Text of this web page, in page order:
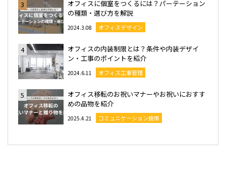
3
オフィスに個室をつくるには？パーテーション
の種類・選び方を解説
2024.3.08 オフィスデザイン
4
オフィスの内装制限とは？条件や内装デザイ
ン・工事のポイントを紹介
2024.6.11 オフィス工事管理
5
オフィス移転のお祝いマナーやお祝いにおすす
めの品物を紹介
2025.4.21 コミュニケーション施策